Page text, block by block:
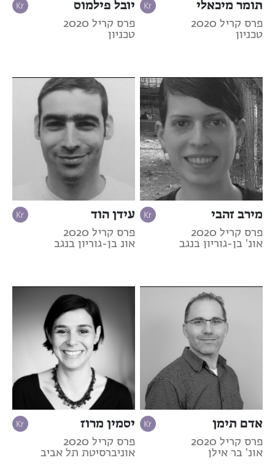
תומר מיכאלי
פרס קריל 2020
טכניון
יובל פילמוס
פרס קריל 2020
טכניון
מירב זהבי
פרס קריל 2020
אונ' בן-גוריון בנגב
עידן הוד
פרס קריל 2020
אונ בן-גוריון בנגב
אדם תימן
פרס קריל 2020
אונ' בר אילן
יסמין מרוז
פרס קריל 2020
אוניברסיטת תל אביב